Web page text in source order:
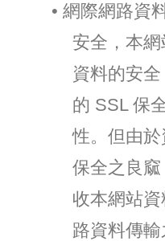
• 網際網路資
安全，本
資料的安
的 SSL 保
性。但由
保全之良
收本網站
路資料傳